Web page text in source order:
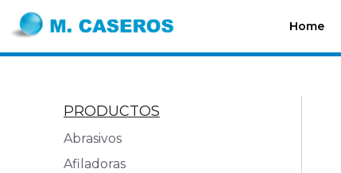
Home
PRODUCTOS
Abrasivos
Afiladoras